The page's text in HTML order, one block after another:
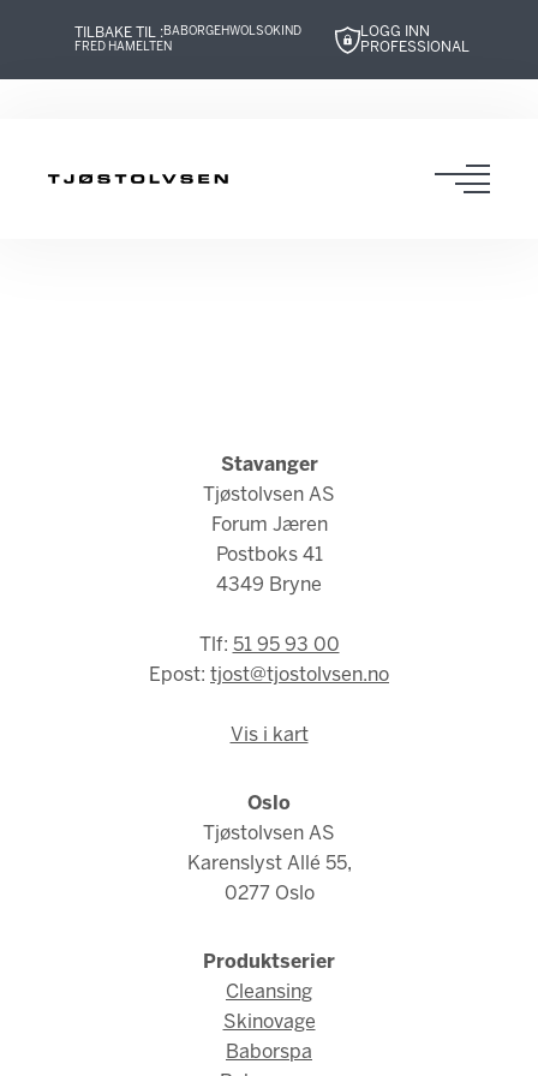
innhold
navigasjon
innhold
navigasjon
TILBAKE TIL :BABORGEHWOLSOKIND
FRED HAMELTEN
LOGG INN
PROFESSIONAL
Stavanger
Tjøstolvsen AS
Forum Jæren
Postboks 41
4349 Bryne
Tlf: 51 95 93 00
Epost: tjost@tjostolvsen.no
Vis i kart
Oslo
Tjøstolvsen AS
Karenslyst Allé 55,
0277 Oslo
Produktserier
Cleansing
Skinovage
Baborspa